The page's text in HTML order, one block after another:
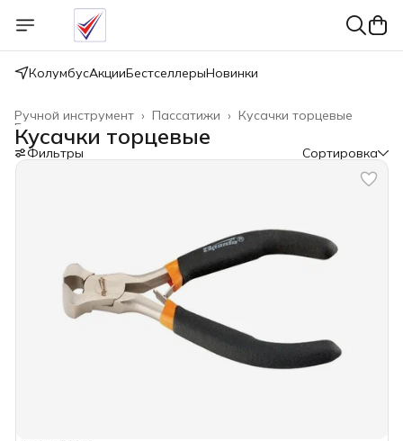
КолумбусАкцииБестселлерыНовинки
Кусачки торцевые
Пассатижи ›
Ручной инструмент ›
Главная
Кусачки торцевые
Фильтры Сортировка